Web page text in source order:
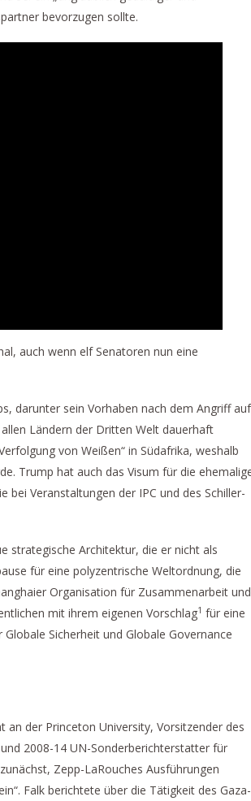
bevorzugen sollte.
auch wenn elf Senatoren nun eine
darunter sein Vorhaben nach dem Angriff auf
Ländern der Dritten Welt dauerhaft
von Weißen“ in Südafrika, weshalb
Trump hat auch das Visum für die
Veranstaltungen der IPC und des Schiller-
strategische Architektur, die er nicht als
für eine polyzentrische Weltordnung, die
Organisation für Zusammenarbeit und
mit ihrem eigenen Vorschlag1 für eine
Sicherheit und Globale Governance
der Princeton University, Vorsitzender des
2008-14 UN-Sonderberichterstatter für
Zepp-LaRouches Ausführungen
Falk berichtete über die Tätigkeit des Gaza-